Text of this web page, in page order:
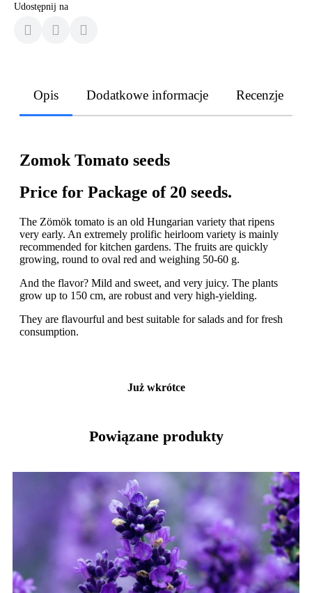
Udostępnij na
Opis Dodatkowe informacje Recenzje
Zomok Tomato seeds
Price for Package of 20 seeds.
The Zömök tomato is an old Hungarian variety that ripens
very early. An extremely prolific heirloom variety is mainly
recommended for kitchen gardens. The fruits are quickly
growing, round to oval red and weighing 50-60 g.
And the flavor? Mild and sweet, and very juicy. The plants
grow up to 150 cm, are robust and very high-yielding.
They are flavourful and best suitable for salads and for fresh
consumption.
Już wkrótce
Powiązane produkty